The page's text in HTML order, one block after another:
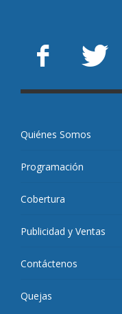
Quiénes Somos
Programación
Cobertura
Publicidad y Ventas
Contáctenos
Quejas